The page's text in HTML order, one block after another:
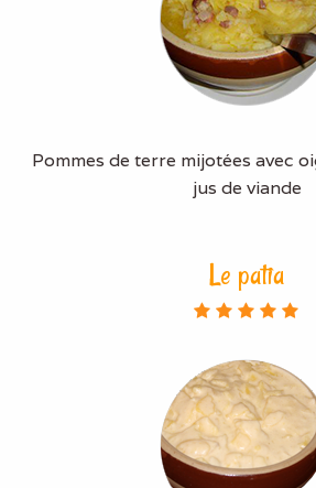
Pommes de terre mijotées avec
jus de viande
Le patia